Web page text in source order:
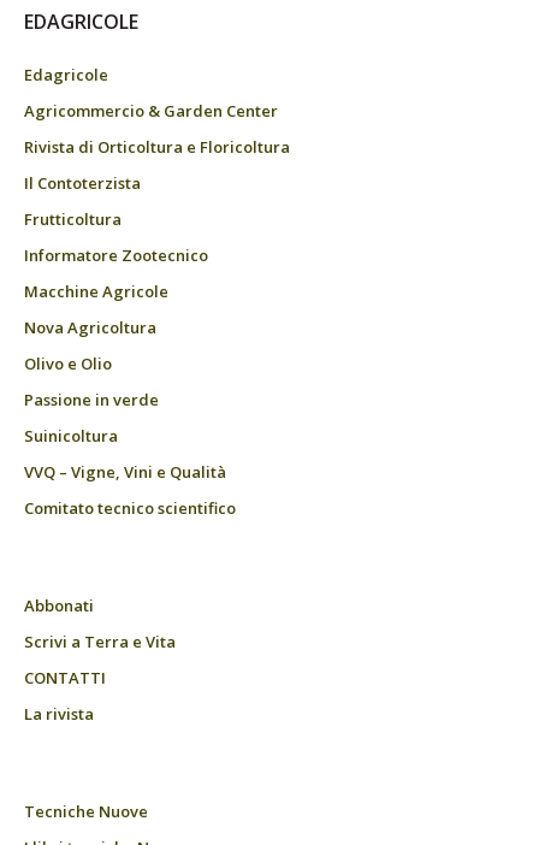
EDAGRICOLE
Edagricole
Agricommercio & Garden Center
Rivista di Orticoltura e Floricoltura
Il Contoterzista
Frutticoltura
Informatore Zootecnico
Macchine Agricole
Nova Agricoltura
Olivo e Olio
Passione in verde
Suinicoltura
VVQ – Vigne, Vini e Qualità
Comitato tecnico scientifico
Abbonati
Scrivi a Terra e Vita
CONTATTI
La rivista
Tecniche Nuove